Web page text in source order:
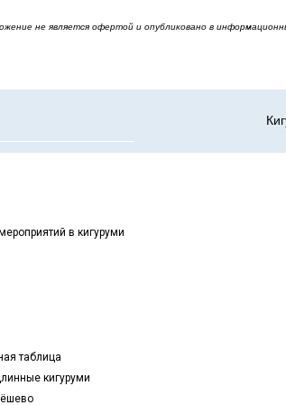
не является офертой и опубликовано в
в кигуруми
таблица
кигуруми